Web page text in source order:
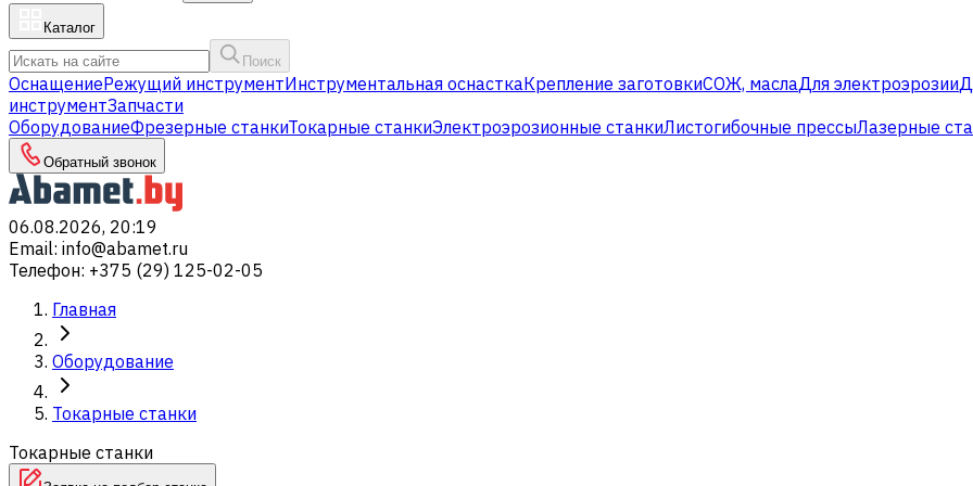
Каталог
Поиск
ОснащениеРежущий инструментИнструментальная оснасткаКрепление заготовкиСОЖ, маслаДля электроэрозии
инструментЗапчасти
ОборудованиеФрезерные станкиТокарные станкиЭлектроэрозионные станкиЛистогибочные прессыЛазерные
Обратный звонок
06.08.2026, 20:19
Email: info@abamet.ru
Телефон: +375 (29) 125-02-05
Главная
Оборудование
Токарные станки
Токарные станки